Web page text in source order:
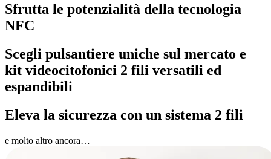
Sfrutta le potenzialità della tecnologia
NFC
Scegli pulsantiere uniche sul mercato e
kit videocitofonici 2 fili versatili ed
espandibili
Eleva la sicurezza con un sistema 2 fili
e molto altro ancora…